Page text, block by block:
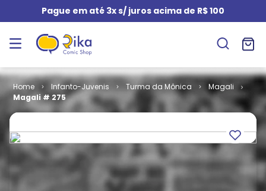
Pague em até 3x s/ juros acima de R$ 100
Infanto-Juvenis Turma da Mônica
Magali
Magali # 275